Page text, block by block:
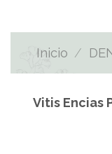
Inicio /
Vitis Encias